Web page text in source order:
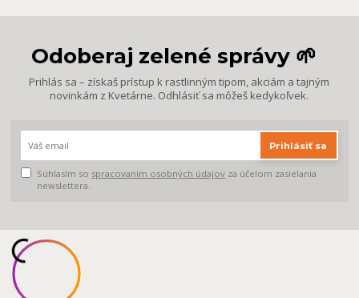
Odoberaj zelené správy 🌱
Prihlás sa – získaš prístup k rastlinným tipom, akciám a tajným
novinkám z Kvetárne. Odhlásiť sa môžeš kedykoľvek.
Prihlásiť sa
Súhlasím so spracovaním osobných údajov za účelom zasielania
newslettera.